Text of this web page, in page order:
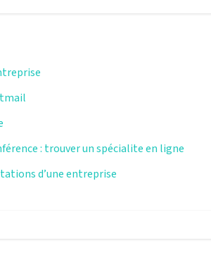
: trouver un spécialite en ligne
d’une entreprise